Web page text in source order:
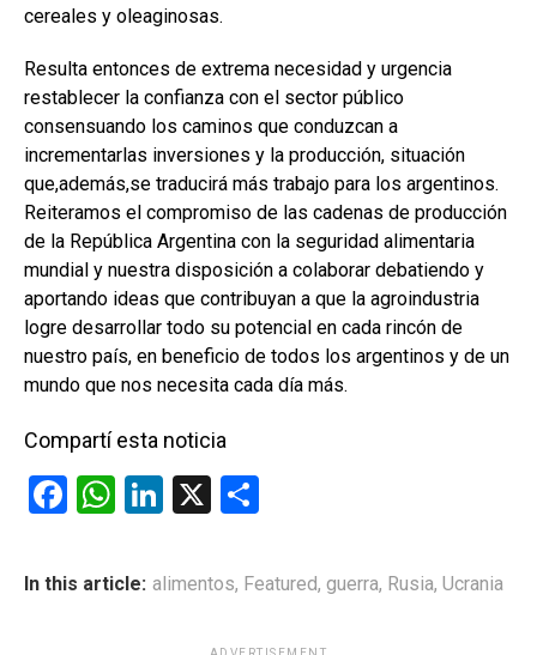
cereales y oleaginosas.
Resulta entonces de extrema necesidad y urgencia
restablecer la confianza con el sector público
consensuando los caminos que conduzcan a
incrementarlas inversiones y la producción, situación
que,además,se traducirá más trabajo para los argentinos.
Reiteramos el compromiso de las cadenas de producción
de la República Argentina con la seguridad alimentaria
mundial y nuestra disposición a colaborar debatiendo y
aportando ideas que contribuyan a que la agroindustria
logre desarrollar todo su potencial en cada rincón de
nuestro país, en beneficio de todos los argentinos y de un
mundo que nos necesita cada día más.
Compartí esta noticia
F
ce
W
at
Li
ke
X
m
In this article: alimentos, Featured, guerra, Rusia, Ucrania